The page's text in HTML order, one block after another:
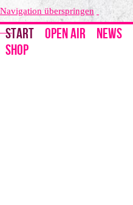
Navigation überspringen
START OPEN AIR NEWS
SHOP